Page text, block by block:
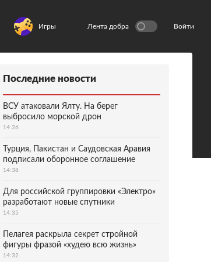
Игры Лента добра Войти
Последние новости
ВСУ атаковали Ялту. На берег
выбросило морской дрон
14:26
Турция, Пакистан и Саудовская Аравия
подписали оборонное соглашение
14:38
Для российской группировки «Электро»
разработают новые спутники
14:35
Пелагея раскрыла секрет стройной
фигуры фразой «худею всю жизнь»
14:32